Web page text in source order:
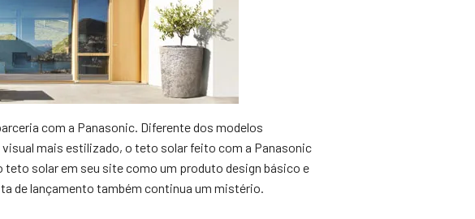
com a Panasonic. Diferente dos modelos
mais estilizado, o teto solar feito com a Panasonic
solar em seu site como um produto design básico e
de lançamento também continua um mistério.